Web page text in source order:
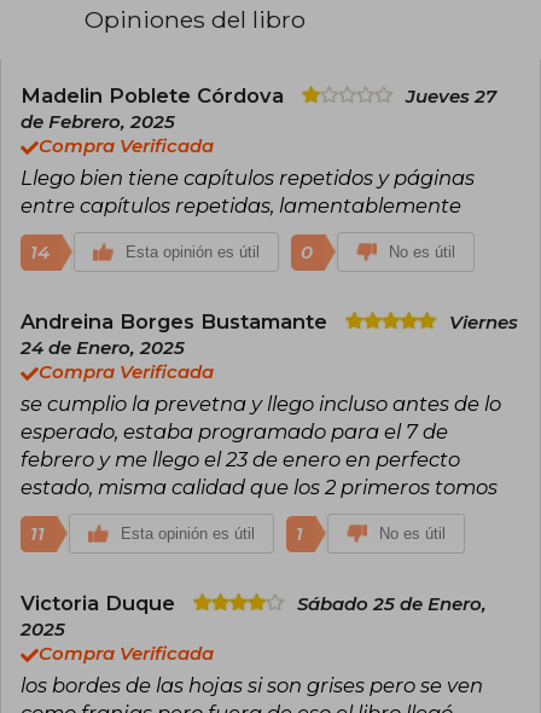
ambientada en una academia militar con
Rebecca Yarros ha sido reconocida con
premios como el Goodreads Choice Award y el
British Book Award al Libro del Año Pageturner,
y su obra será adaptada a televisión.
Opiniones del libro
Madelin Poblete Córdova
Jueves 27
de Febrero, 2025
Compra Verificada
Llego bien tiene capítulos repetidos y páginas
entre capítulos repetidas, lamentablemente
14 Esta opinión es útil 0 No es útil
Andreina Borges Bustamante
Viernes
24 de Enero, 2025
Compra Verificada
se cumplio la prevetna y llego incluso antes de lo
esperado, estaba programado para el 7 de
febrero y me llego el 23 de enero en perfecto
estado, misma calidad que los 2 primeros tomos
11 Esta opinión es útil 1 No es útil
Victoria Duque
Sábado 25 de Enero,
2025
Compra Verificada
los bordes de las hojas si son grises pero se ven